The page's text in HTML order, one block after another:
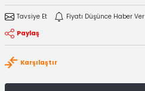
Tavsiye Et
Fiyatı Düşünce Haber Ver
Paylaş
Karşılaştır